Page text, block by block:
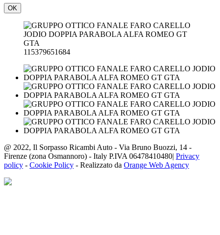
115379651684
@ 2022, Il Sorpasso Ricambi Auto - Via Bruno Buozzi, 14 -
Firenze (zona Osmannoro) - Italy P.IVA 06478410480|Privacy
policy -Cookie Policy- Realizzato daOrange Web Agency